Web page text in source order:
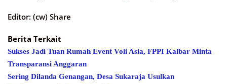
Editor: (cw) Share
Berita Terkait
Sukses Jadi Tuan Rumah Event Voli Asia, FPPI Kalbar Minta
Transparansi Anggaran
Sering Dilanda Genangan, Desa Sukaraja Usulkan